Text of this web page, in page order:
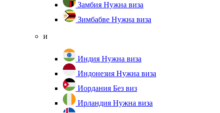
Замбия Нужна виза
Зимбабве Нужна виза
и
Индия Нужна виза
Индонезия Нужна виза
Иордания Без виз
Ирландия Нужна виза